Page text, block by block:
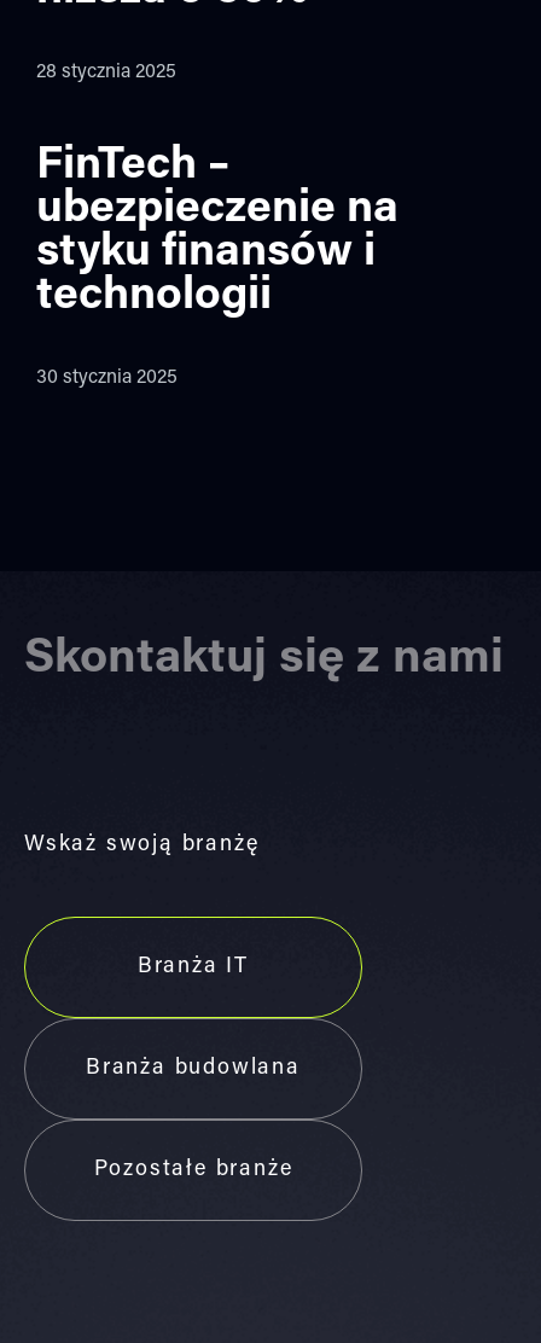
28 stycznia 2025
FinTech –
ubezpieczenie na
styku finansów i
technologii
30 stycznia 2025
Skontaktuj się z nami
Wskaż swoją branżę
Branża IT
Branża budowlana
Pozostałe branże